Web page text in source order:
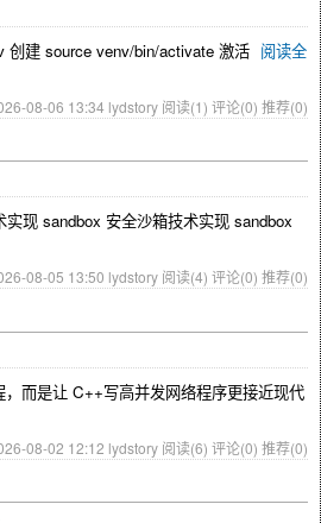
创建 source venv/bin/activate 激活 阅读全
08-06 13:34 lydstory 阅读(1) 评论(0) 推荐(0)
现 sandbox 安全沙箱技术实现 sandbox
08-05 13:50 lydstory 阅读(4) 评论(0) 推荐(0)
而是让 C++写高并发网络程序更接近现代
08-02 12:12 lydstory 阅读(6) 评论(0) 推荐(0)